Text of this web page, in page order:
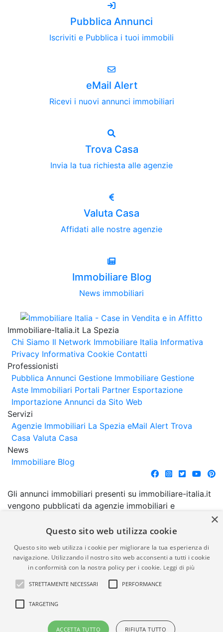
Pubblica Annunci
Iscriviti e Pubblica i tuoi immobili
eMail Alert
Ricevi i nuovi annunci immobiliari
Trova Casa
Invia la tua richiesta alle agenzie
Valuta Casa
Affidati alle nostre agenzie
Immobiliare Blog
News immobiliari
Immobiliare-Italia.it La Spezia
Chi Siamo Il Network Immobiliare Italia Informativa
Privacy Informativa Cookie Contatti
Professionisti
Pubblica Annunci Gestione Immobiliare Gestione
Aste Immobiliari Portali Partner Esportazione
Importazione Annunci da Sito Web
Servizi
Agenzie Immobiliari La Spezia eMail Alert Trova
Casa Valuta Casa
News
Immobiliare Blog
Gli annunci immobiliari presenti su immobiliare-italia.it
vengono pubblicati da agenzie immobiliari e
comporta l'approvazione o l'avallo da parte di
garanzia da parte di quest'ultima. immobiliare-italia.it
quindi non è responsabile della veridicità, della
correttezza, della completezza, della normativa in
materia di privacy e/o di alcun altro aspetto dei
suddetti annunci.
© Copyright 2007 - 2026
Powered by
×
Questo sito web utilizza cookie
Questo sito web utilizza i cookie per migliorare la tua esperienza di
navigazione. Utilizzando il nostro sito web acconsenti a tutti i cookie
in conformità con la nostra policy per i cookie. Leggi di più
STRETTAMENTE NECESSARI PERFORMANCE
TARGETING
ACCETTA TUTTO RIFIUTA TUTTO